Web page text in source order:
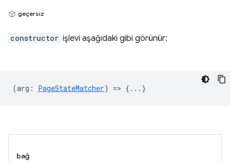
geçersiz
constructor işlevi aşağıdaki gibi görünür:
(arg : PageStateMatcher) => {...}
bağ